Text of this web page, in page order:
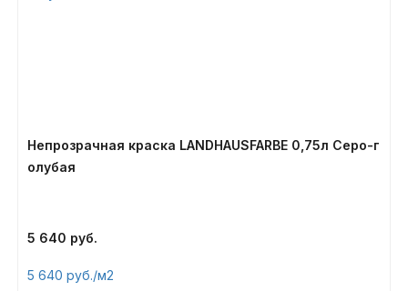
Непрозрачная краска LANDHAUSFARBE 0,75л Серо-г
олубая
5 640
5 640 /м2